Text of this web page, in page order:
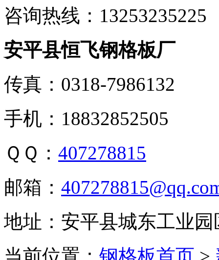
咨询热线： 13253235225
安平县恒飞钢格板厂
传真：0318-7986132
手机：18832852505
ＱＱ： 407278815
邮箱：
地址：安平县城东工业园
当前位置： 钢格板首页 >